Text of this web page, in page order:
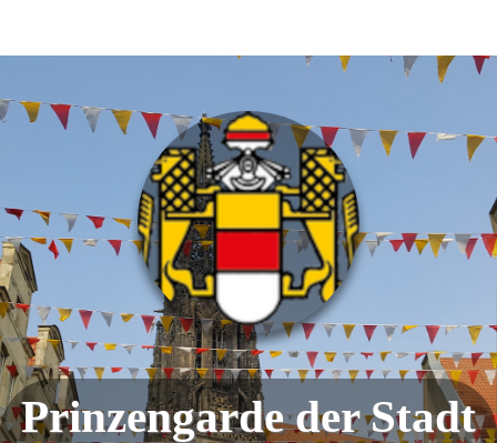
Prinzengarde der Stadt